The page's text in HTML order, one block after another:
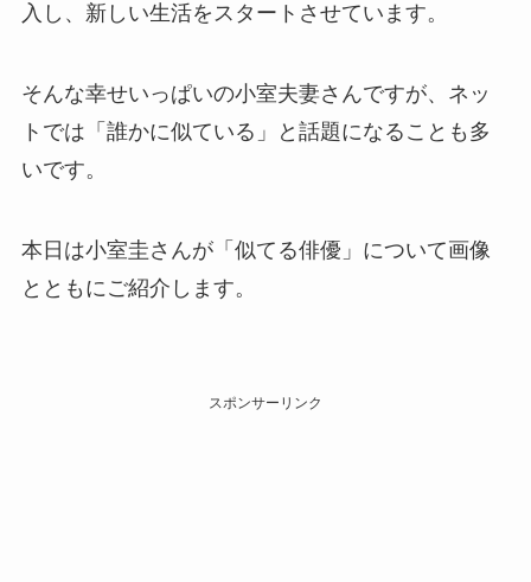
入し、新しい生活をスタートさせています。
そんな幸せいっぱいの小室夫妻さんですが、ネッ
トでは「誰かに似ている」と話題になることも多
いです。
本日は小室圭さんが「似てる俳優」について画像
とともにご紹介します。
スポンサーリンク